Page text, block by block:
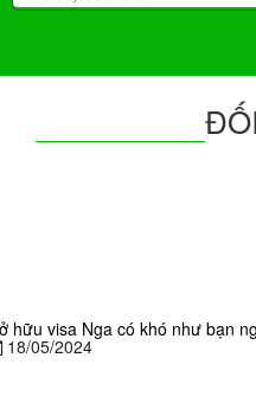
hữu visa Nga có khó như bạn
18/05/2024